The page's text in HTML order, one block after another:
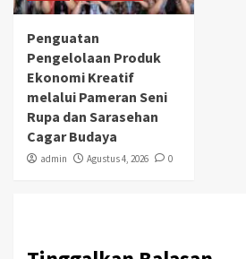
Penguatan
Pengelolaan Produk
Ekonomi Kreatif
melalui Pameran Seni
Rupa dan Sarasehan
Cagar Budaya
admin Agustus 4, 2026 0